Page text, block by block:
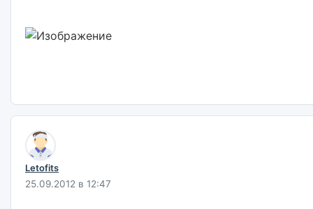
Letofits
25.09.2012 в 12:47